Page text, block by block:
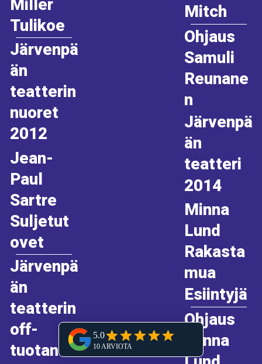
Miller
Tulikoe
Järvenpä
än
teatterin
nuoret
2012
Jean-
Paul
Sartre
Suljetut
ovet
Järvenpä
än
teatterin
off-
tuotanto
Mitch
Ohjaus
Samuli
Reunane
n
Järvenpä
än
teatteri
2014
Minna
Lund
Rakasta
mua
Esiintyjä
Ohjaus
Minna